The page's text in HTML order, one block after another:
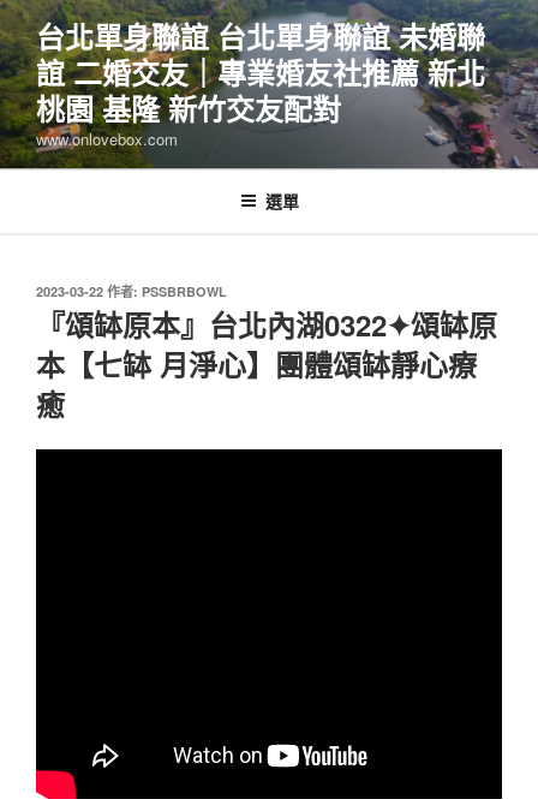
跳
至
主
要
內
容
台北單身聯誼 台北單身聯誼 未婚聯
誼 二婚交友｜專業婚友社推薦 新北
桃園 基隆 新竹交友配對
www.onlovebox.com
選單
發
2023-03-22 作者: PSSBRBOWL
『頌缽原本』台北內湖0322✦頌缽原
本【七缽 月淨心】團體頌缽靜心療
癒